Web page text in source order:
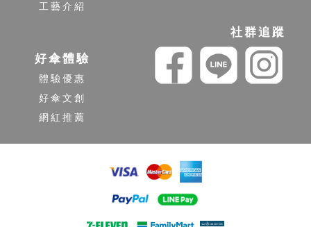
工藝介紹
好傘體驗
體驗優惠
好傘文創
網紅推薦
社群追蹤